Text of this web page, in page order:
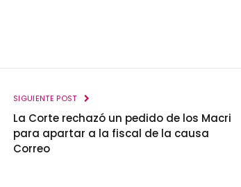
SIGUIENTE POST
La Corte rechazó un pedido de los Macri
para apartar a la fiscal de la causa
Correo